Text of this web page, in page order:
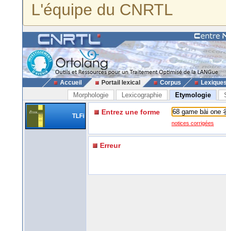
L'équipe du CNRTL
Accueil Portail lexical Corpus
Morphologie Lexicographie Etymologie
TLFi Entrez une forme
notices corrigées
Erreur